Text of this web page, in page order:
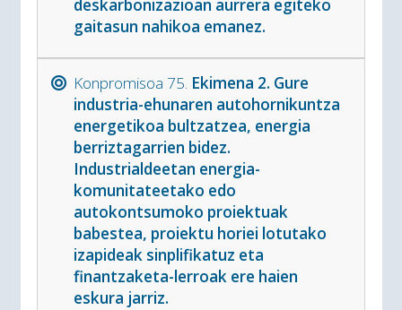
deskarbonizazioan aurrera egiteko
gaitasun nahikoa emanez.
Konpromisoa 75. Ekimena 2. Gure
industria-ehunaren autohornikuntza
energetikoa bultzatzea, energia
berriztagarrien bidez.
Industrialdeetan energia-
komunitateetako edo
autokontsumoko proiektuak
babestea, proiektu horiei lotutako
izapideak sinplifikatuz eta
finantzaketa-lerroak ere haien
eskura jarriz.